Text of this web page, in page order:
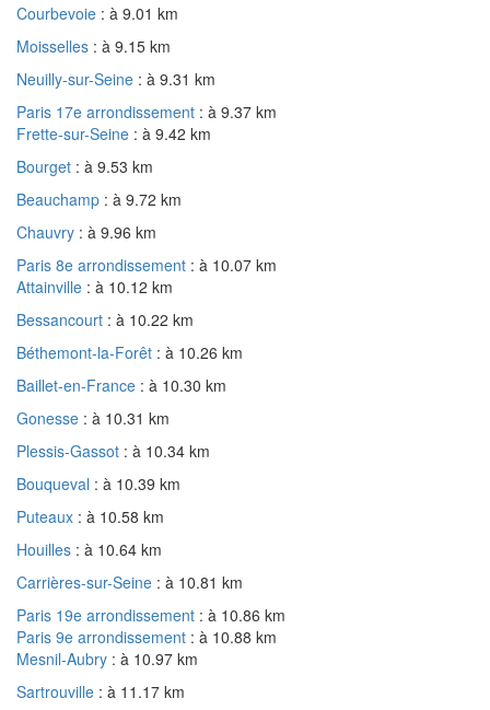
Courbevoie : à 9.01 km
Moisselles : à 9.15 km
Neuilly-sur-Seine : à 9.31 km
Paris 17e arrondissement : à 9.37 km
Frette-sur-Seine : à 9.42 km
Bourget : à 9.53 km
Beauchamp : à 9.72 km
Chauvry : à 9.96 km
Paris 8e arrondissement : à 10.07 km
Attainville : à 10.12 km
Bessancourt : à 10.22 km
Béthemont-la-Forêt : à 10.26 km
Baillet-en-France : à 10.30 km
Gonesse : à 10.31 km
Plessis-Gassot : à 10.34 km
Bouqueval : à 10.39 km
Puteaux : à 10.58 km
Houilles : à 10.64 km
Carrières-sur-Seine : à 10.81 km
Paris 19e arrondissement : à 10.86 km
Paris 9e arrondissement : à 10.88 km
Mesnil-Aubry : à 10.97 km
Sartrouville : à 11.17 km